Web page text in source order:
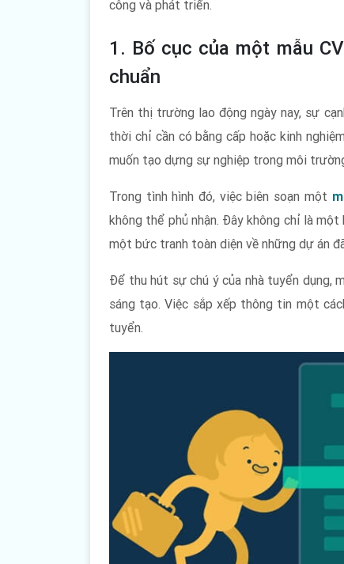
công và phát triển.
1. Bố cục của một mẫu
chuẩn
Trên thị trường lao động ngày nay, sự
thời chỉ cần có bằng cấp hoặc kinh
muốn tạo dựng sự nghiệp trong môi
Trong tình hình đó, việc biên soạn một
không thể phủ nhận. Đây không chỉ là
một bức tranh toàn diện về những dự án
Để thu hút sự chú ý của nhà tuyển dụng,
sáng tạo. Việc sắp xếp thông tin một
tuyển.